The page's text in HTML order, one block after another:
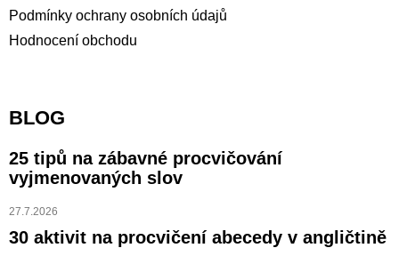
Podmínky ochrany osobních údajů
Hodnocení obchodu
BLOG
25 tipů na zábavné procvičování
vyjmenovaných slov
27.7.2026
30 aktivit na procvičení abecedy v angličtině